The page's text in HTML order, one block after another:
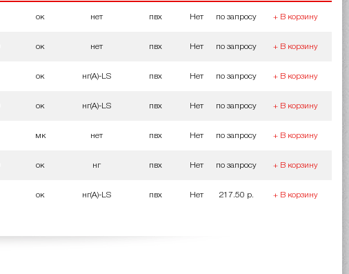
ок нет пвх Нет по запросу + В корзину
ок нет пвх Нет по запросу + В корзину
ок нг(A)-LS пвх Нет по запросу + В корзину
ок нг(A)-LS пвх Нет по запросу + В корзину
мк нет пвх Нет по запросу + В корзину
ок нг пвх Нет по запросу + В корзину
ок нг(A)-LS пвх Нет 217.50 р. + В корзину